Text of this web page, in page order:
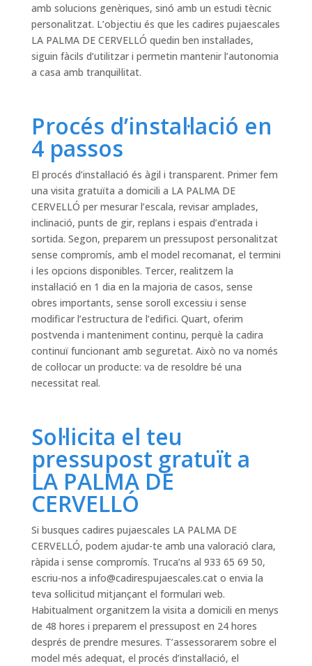
amb solucions genèriques, sinó amb un estudi tècnic
personalitzat. L’objectiu és que les cadires pujaescales
LA PALMA DE CERVELLÓ quedin ben instal·lades,
siguin fàcils d’utilitzar i permetin mantenir l’autonomia
a casa amb tranquil·litat.
Procés d’instal·lació en
4 passos
El procés d’instal·lació és àgil i transparent. Primer fem
una visita gratuïta a domicili a LA PALMA DE
CERVELLÓ per mesurar l’escala, revisar amplades,
inclinació, punts de gir, replans i espais d’entrada i
sortida. Segon, preparem un pressupost personalitzat
sense compromís, amb el model recomanat, el termini
i les opcions disponibles. Tercer, realitzem la
instal·lació en 1 dia en la majoria de casos, sense
obres importants, sense soroll excessiu i sense
modificar l’estructura de l’edifici. Quart, oferim
postvenda i manteniment continu, perquè la cadira
continuï funcionant amb seguretat. Això no va només
de col·locar un producte: va de resoldre bé una
necessitat real.
Sol·licita el teu
pressupost gratuït a
LA PALMA DE
CERVELLÓ
Si busques cadires pujaescales LA PALMA DE
CERVELLÓ, podem ajudar-te amb una valoració clara,
ràpida i sense compromís. Truca’ns al 933 65 69 50,
escriu-nos a info@cadirespujaescales.cato envia la
teva sol·licitud mitjançant el formulari web.
Habitualment organitzem la visita a domicili en menys
de 48 hores i preparem el pressupost en 24 hores
després de prendre mesures. T’assessorarem sobre el
model més adequat, el procés d’instal·lació, el